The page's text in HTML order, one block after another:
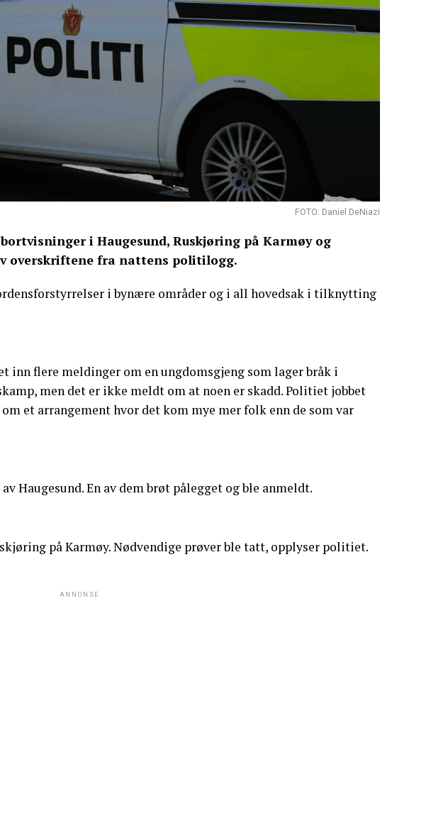
FOTO: Daniel DeNiazi
i Haugesund, Ruskjøring på Karmøy og
overskriftene fra nattens politilogg.
i bynære områder og i all hovedsak i tilknytting
inn flere meldinger om en ungdomsgjeng som lager bråk i
men det er ikke meldt om at noen er skadd. Politiet jobbet
om et arrangement hvor det kom mye mer folk enn de som var
Haugesund. En av dem brøt pålegget og ble anmeldt.
på Karmøy. Nødvendige prøver ble tatt, opplyser politiet.
ANNONSE